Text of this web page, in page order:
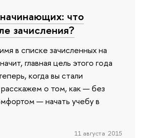
что
зачисления?
в списке зачисленных на
главная цель этого года
когда вы стали
о том, как — без
— начать учебу в
11 августа 2015